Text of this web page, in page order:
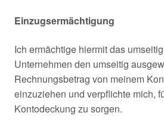
Einzugsermächtigung
Ich ermächtige hiermit das
Unternehmen den umseitig
Rechnungsbetrag von meinem
einzuziehen und verpflichte mich,
Kontodeckung zu sorgen.